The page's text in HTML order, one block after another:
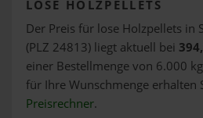
LOSE HOLZPELLETS
Der Preis für lose Holzpellets in
(PLZ 24813) liegt aktuell bei
einer Bestellmenge von 6.000
für Ihre Wunschmenge erhalten
Preisrechner.